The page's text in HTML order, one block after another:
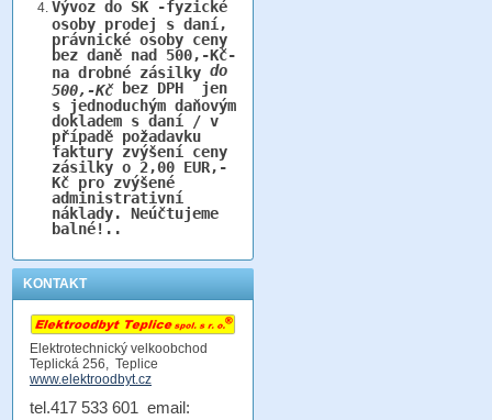
Vývoz do SK -fyzické
osoby prodej s daní,
právnické osoby ceny
bez daně nad 500,-Kč-
na drobné zásilky do
500,-Kčbez DPH jen
s jednoduchým daňovým
dokladem s daní / v
případě požadavku
faktury zvýšení ceny
zásilky o 2,00 EUR,-
Kč pro zvýšené
administrativní
náklady. Neúčtujeme
balné!..
KONTAKT
Elektrotechnický velkoobchod
Teplická 256, Teplice
www.elektroodbyt.cz
tel.417 533 601 email: